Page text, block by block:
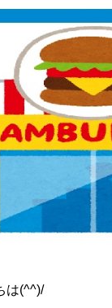
は(^^)/